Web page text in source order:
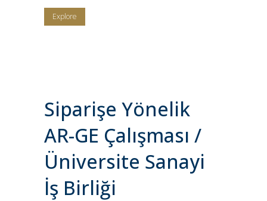
Explore
Siparişe Yönelik
AR-GE Çalışması /
Üniversite Sanayi
İş Birliği